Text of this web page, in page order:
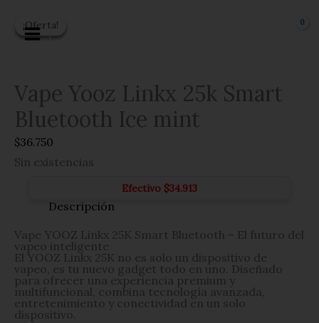
contenido
Vape Yooz Linkx 25k Smart
Bluetooth Ice mint
$36.750
Sin existencias
Efectivo $34.913
Descripción
Vape YOOZ Linkx 25K Smart Bluetooth – El futuro del
vapeo inteligente
El YOOZ Linkx 25K no es solo un dispositivo de
vapeo, es tu nuevo gadget todo en uno. Diseñado
para ofrecer una experiencia premium y
multifuncional, combina tecnología avanzada,
entretenimiento y conectividad en un solo
dispositivo.
¡Oferta!
¡Oferta!
¡Oferta!
¡Oferta!